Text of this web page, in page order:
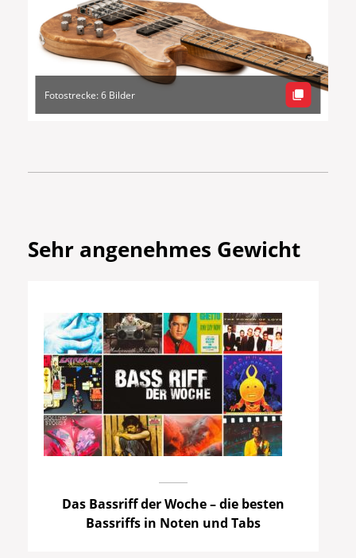
Fotostrecke: 6 Bilder
Sehr angenehmes Gewicht
Das Bassriff der Woche – die besten
Bassriffs in Noten und Tabs